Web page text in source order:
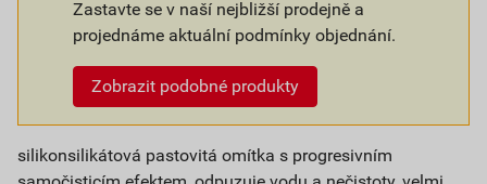
Zastavte se v naší nejbližší prodejně a
projednáme aktuální podmínky objednání.
Zobrazit podobné produkty
silikonsilikátová pastovitá omítka s progresivním